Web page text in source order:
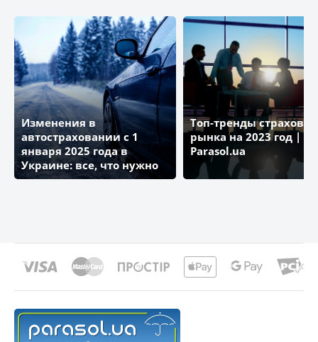
Изменения в
автостраховании с 1
января 2025 года в
Украине: все, что нужно
знать
Топ-тренды
рынка на 2023 год |
Parasol.ua